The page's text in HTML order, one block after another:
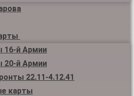
16-й Армии
20-й Армии
22.11-4.12.41
карты